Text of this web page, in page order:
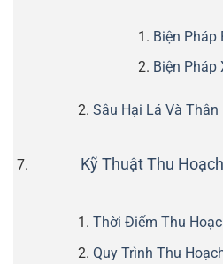
Biện Pháp
Biện Pháp
Sâu Hại Lá Và Thân
Kỹ Thuật Thu
Thời Điểm Thu
Quy Trình Thu